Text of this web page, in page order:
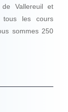
Vallereuil et
tous les cours
sommes 250